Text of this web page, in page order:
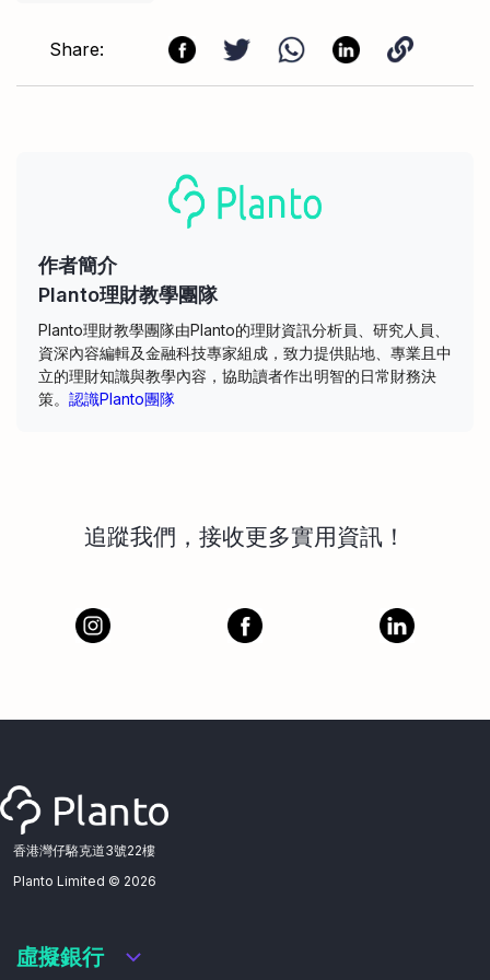
Share:
作者簡介
Planto理財教學團隊
Planto理財教學團隊由Planto的理財資訊分析員、研究人員、
資深內容編輯及金融科技專家組成，致力提供貼地、專業且中
立的理財知識與教學內容，協助讀者作出明智的日常財務決
策。 認識Planto團隊
追蹤我們，接收更多實用資訊！
香港灣仔駱克道3號22樓
Planto Limited © 2026
虛擬銀行